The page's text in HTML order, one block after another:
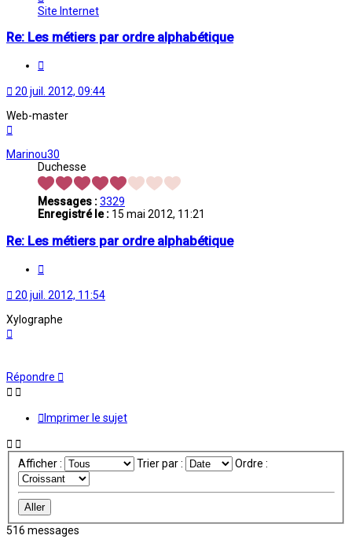
Melina
Site Internet
Re: Les métiers par ordre alphabétique
20 juil. 2012, 09:44
Web-master
Marinou30
Duchesse
Messages :3329
Enregistré le : 15 mai 2012, 11:21
Re: Les métiers par ordre alphabétique
20 juil. 2012, 11:54
Xylographe
Répondre
Imprimer le sujet
Afficher : Trier par : Ordre :
516 messages